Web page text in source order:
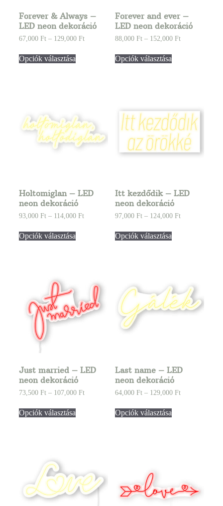
Forever & Always –
LED neon dekoráció
67,000 Ft – 129,000 Ft
Opciók választása
Forever and ever –
LED neon dekoráció
88,000Ft – 152,000Ft
Opciók választása
Holtomiglan – LED
neon dekoráció
93,000 Ft – 114,000 Ft
Opciók választása
Itt kezdődik – LED
neon dekoráció
97,000Ft – 124,000Ft
Opciók választása
Just married – LED
neon dekoráció
73,500 Ft – 107,000 Ft
Opciók választása
Last name – LED
neon dekoráció
64,000Ft – 129,000Ft
Opciók választása